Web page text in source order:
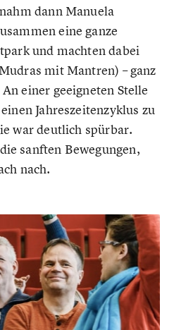
dann Manuela
eine ganze
und machten dabei
mit Mantren) – ganz
einer geeigneten Stelle
Jahreszeitenzyklus zu
war deutlich spürbar.
sanften Bewegungen,
nach.